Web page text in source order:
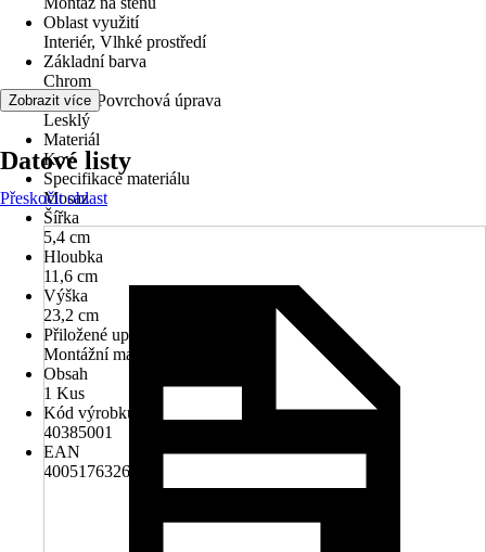
Oblast využití
Interiér, Vlhké prostředí
Základní barva
Chrom
Povrch/Povrchová úprava
Lesklý
Materiál
Kov
Specifikace materiálu
Mosaz
Šířka
5,4 cm
Hloubka
11,6 cm
Výška
23,2 cm
Přiložené upevnění
Montážní materiál k vrtání
Obsah
1 Kus
Kód výrobku
40385001
EAN
4005176326356
Zobrazit více
Datové listy
Přeskočit oblast